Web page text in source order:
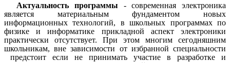
Актуальность программы - современная электроника
является материальным фундаментом новых
информационных технологий, в школьных программах по
физике и информатике прикладной аспект электроники
практически отсутствует. При этом многим сегодняшним
школьникам, вне зависимости от избранной специальности
предстоит если не принимать участие в разработке и